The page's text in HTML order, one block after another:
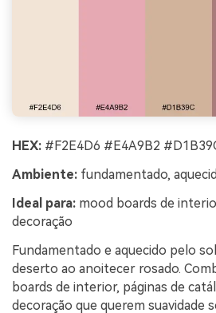
HEX: #F2E4D6 #E4A9B2
Ambiente: fundamentado,
Ideal para: mood boards de
decoração
Fundamentado e aquecido pelo
deserto ao anoitecer rosado.
boards de interior, páginas de
decoração que querem suavidade